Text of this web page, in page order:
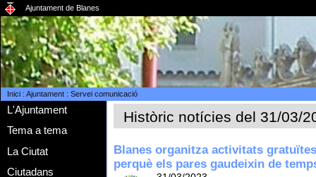
Ajuntament de Blanes
Inici: Ajuntament: Servei comunicació
L'Ajuntament
Tema a tema
La Ciutat
Ciutadans
Històric notícies del 31/03/
Blanes organitza activitats
perquè els pares gaudeixin de